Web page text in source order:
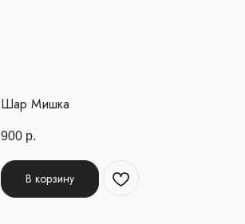
Шар Мишка
900 р.
В корзину